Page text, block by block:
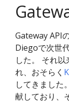
Gateway API
Diegoで次世
した。 それ
れ、おそらく
してきました
献しており、